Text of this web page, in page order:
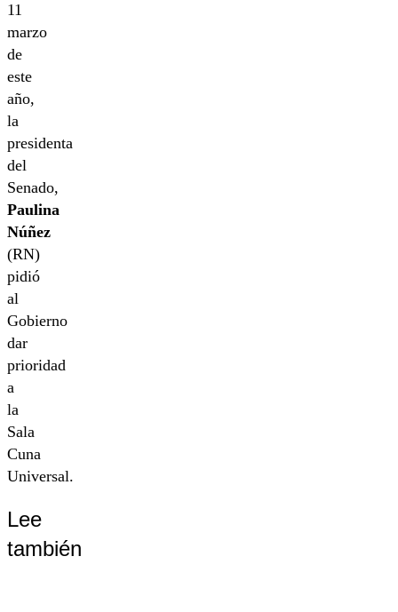
11
marzo
de
este
año,
la
presidenta
del
Senado,
Paulina
Núñez
(RN)
pidió
al
Gobierno
dar
prioridad
a
la
Sala
Cuna
Universal.
Lee
también